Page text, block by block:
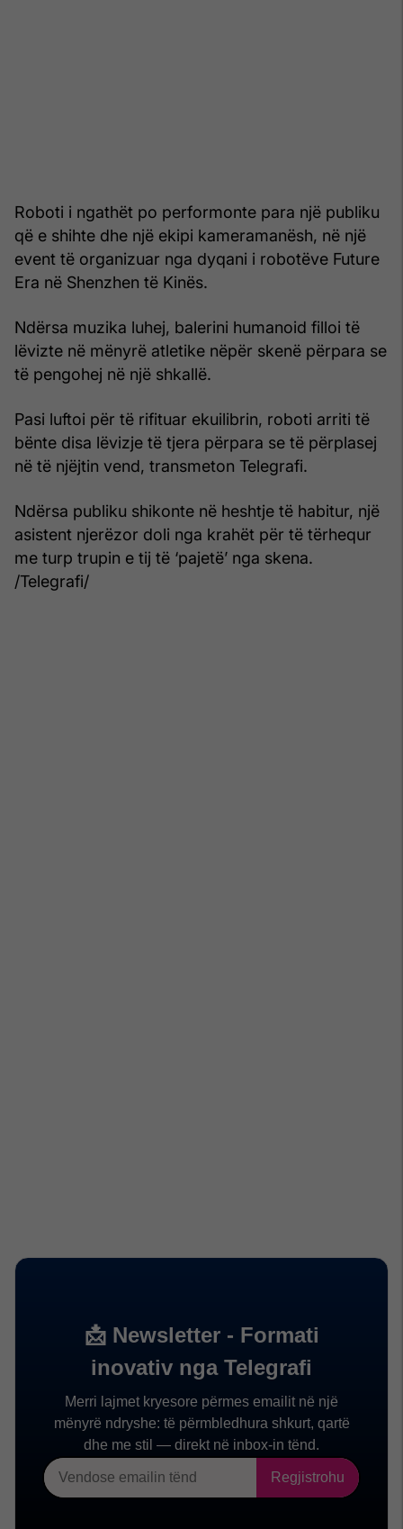
Roboti i ngathët po performonte para një publiku
që e shihte dhe një ekipi kameramanësh, në një
event të organizuar nga dyqani i robotëve Future
Era në Shenzhen të Kinës.
Ndërsa muzika luhej, balerini humanoid filloi të
lëvizte në mënyrë atletike nëpër skenë përpara se
të pengohej në një shkallë.
Pasi luftoi për të rifituar ekuilibrin, roboti arriti të
bënte disa lëvizje të tjera përpara se të përplasej
në të njëjtin vend, transmeton Telegrafi.
Ndërsa publiku shikonte në heshtje të habitur, një
asistent njerëzor doli nga krahët për të tërhequr
me turp trupin e tij të ‘pajetë’ nga skena.
/Telegrafi/